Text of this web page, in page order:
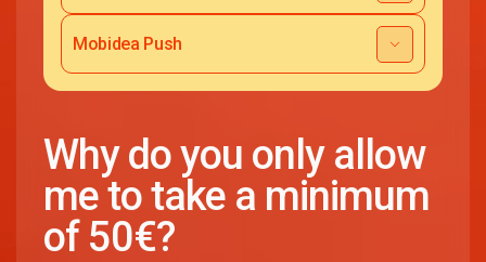
Mobidea Push
Why do you only allow
me to take a minimum
of 50€?